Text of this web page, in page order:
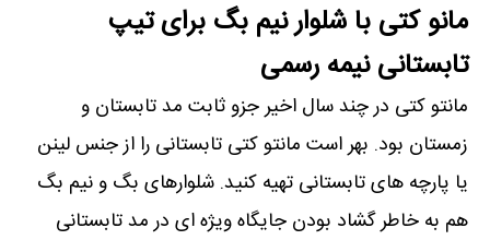
مانو کتی با شلوار نیم بگ برای تیپ
تابستانی نیمه رسمی
مانتو کتی در چند سال اخیر جزو ثابت مد تابستان و
زمستان بود. بهر است مانتو کتی تابستانی را از جنس لینن
یا پارچه های تابستانی تهیه کنید. شلوارهای بگ و نیم بگ
هم به خاطر گشاد بودن جایگاه ویژه ای در مد تابستانی